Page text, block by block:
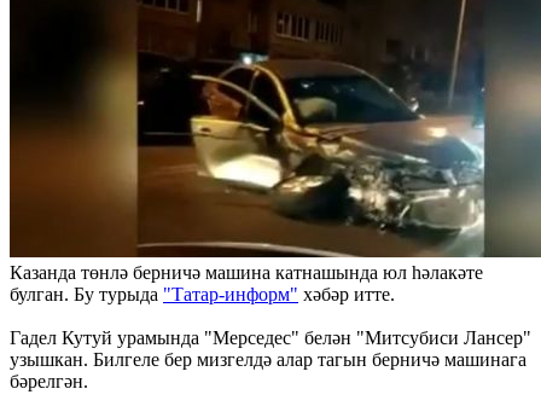
Казанда төнлә берничә машина катнашында юл һәлакәте
булган. Бу турыда "Татар-информ" хәбәр итте.
Гадел Кутуй урамында "Мерседес" белән "Митсубиси Лансер"
узышкан. Билгеле бер мизгелдә алар тагын берничә машинага
бәрелгән.